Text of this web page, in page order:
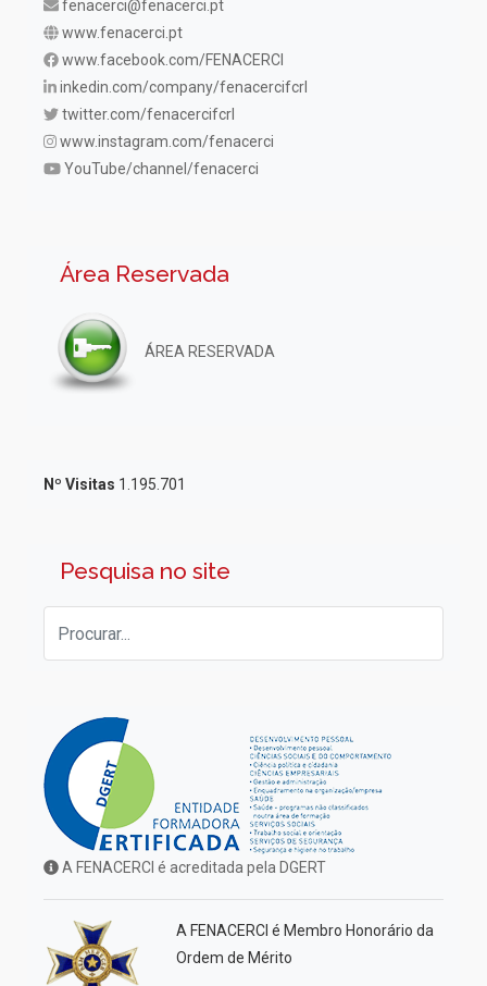
fenacerci@fenacerci.pt
www.fenacerci.pt
www.facebook.com/FENACERCI
inkedin.com/company/fenacercifcrl
twitter.com/fenacercifcrl
www.instagram.com/fenacerci
YouTube/channel/fenacerci
Área Reservada
ÁREA RESERVADA
Nº Visitas 1.195.701
Pesquisa no site
A FENACERCI é acreditada pela DGERT
A FENACERCI é Membro Honorário da
Ordem de Mérito